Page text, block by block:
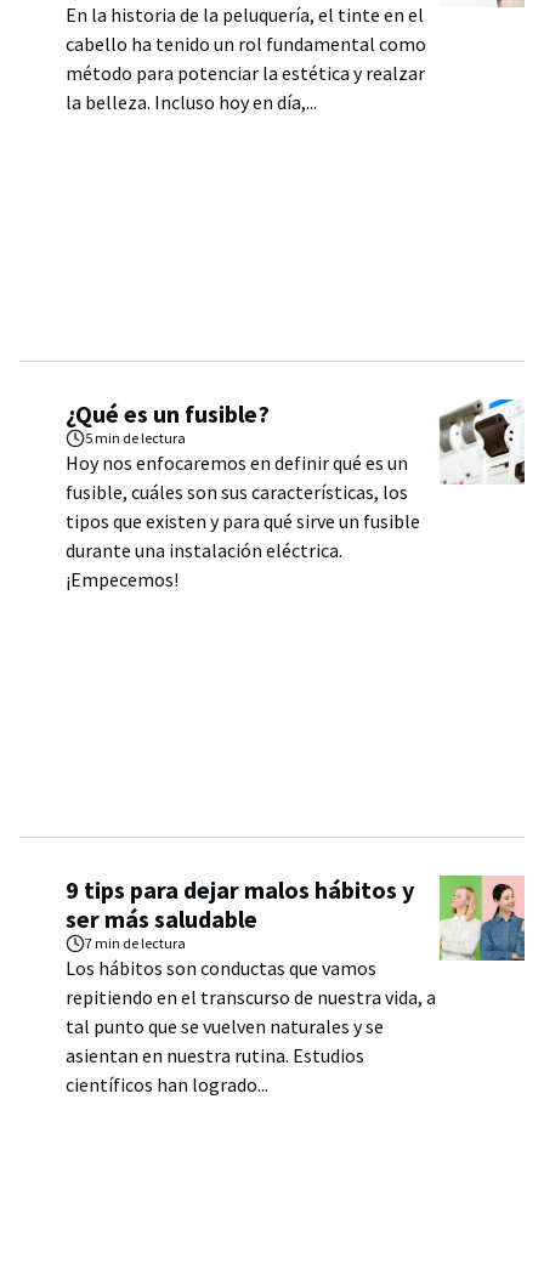
En la historia de la peluquería, el tinte en el
cabello ha tenido un rol fundamental como
método para potenciar la estética y realzar
la belleza. Incluso hoy en día,...
¿Qué es un fusible?
5 min de lectura
Hoy nos enfocaremos en definir qué es un
fusible, cuáles son sus características, los
tipos que existen y para qué sirve un fusible
durante una instalación eléctrica.
¡Empecemos!
9 tips para dejar malos hábitos y
ser más saludable
7 min de lectura
Los hábitos son conductas que vamos
repitiendo en el transcurso de nuestra vida, a
tal punto que se vuelven naturales y se
asientan en nuestra rutina. Estudios
científicos han logrado...